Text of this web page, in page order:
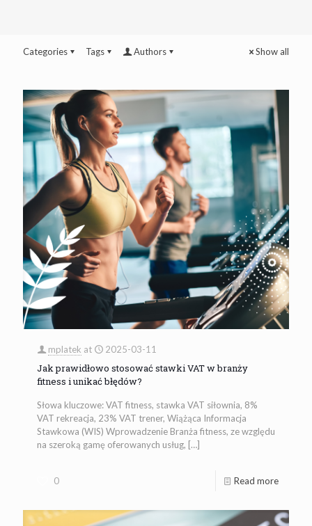
Categories Tags Authors Show all
mplatek at 2025-03-11
Jak prawidłowo stosować stawki VAT w branży
fitness i unikać błędów?
Słowa kluczowe: VAT fitness, stawka VAT siłownia, 8%
VAT rekreacja, 23% VAT trener, Wiążąca Informacja
Stawkowa (WIS) Wprowadzenie Branża fitness, ze względu
na szeroką gamę oferowanych usług, […]
0 Read more